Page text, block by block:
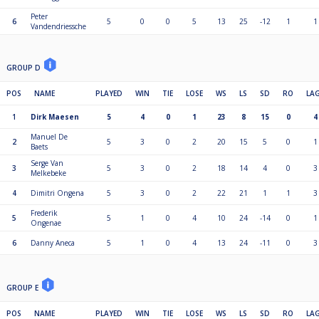
6
Peter
Vandendriessche
5 0 0 5 13 25 -12 1 1
GROUP D
POS NAME PLAYED WIN TIE LOSE WS LS SD RO
1 Dirk Maesen 5 4 0 1 23 8 15 0 4
2
Manuel De
Baets
5 3 0 2 20 15 5 0 1
3
Serge Van
Melkebeke
5 3 0 2 18 14 4 0 3
4 Dimitri Ongena 5 3 0 2 22 21 1 1 3
5
Frederik
Ongenae
5 1 0 4 10 24 -14 0 1
6 Danny Aneca 5 1 0 4 13 24 -11 0 3
GROUP E
POS NAME PLAYED WIN TIE LOSE WS LS SD RO